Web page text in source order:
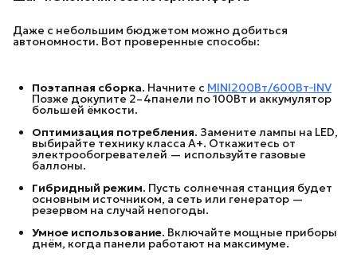
Даже с небольшим бюджетом можно добиться
автономности. Вот проверенные способы:
Поэтапная сборка. Начните с MINI200Вт/600Вт‑INV
Позже докупите 2–4панели по 100Вт и аккумулятор
большей ёмкости.
Оптимизация потребления. Замените лампы на LED,
выбирайте технику класса А+. Откажитесь от
электрообогревателей — используйте газовые
баллоны.
Гибридный режим. Пусть солнечная станция будет
основным источником, а сеть или генератор —
резервом на случай непогоды.
Умное использование. Включайте мощные приборы
днём, когда панели работают на максимуме.